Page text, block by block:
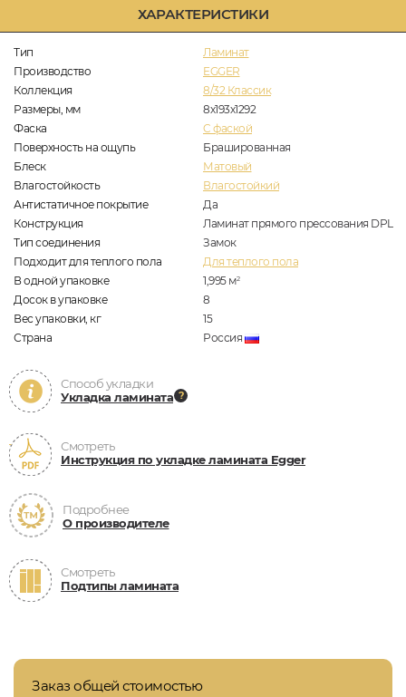
ХАРАКТЕРИСТИКИ
Тип
Ламинат
Производство
EGGER
Коллекция
8/32 Классик
Размеры, мм
8х193х1292
Фаска
C фаской
Поверхность на ощупь
Брашированная
Блеск
Матовый
Влагостойкость
Влагостойкий
Антистатичное покрытие
Да
Конструкция
Ламинат прямого прессования DPL
Тип соединения
Замок
Подходит для теплого пола
Для теплого пола
В одной упаковке
1,995 м2
Досок в упаковке
8
Вес упаковки, кг
15
Страна
Россия
Способ укладки
Укладка ламината
Смотреть
Инструкция по укладке ламината Egger
Подробнее
О производителе
Смотреть
Подтипы ламината
Заказ общей стоимостью